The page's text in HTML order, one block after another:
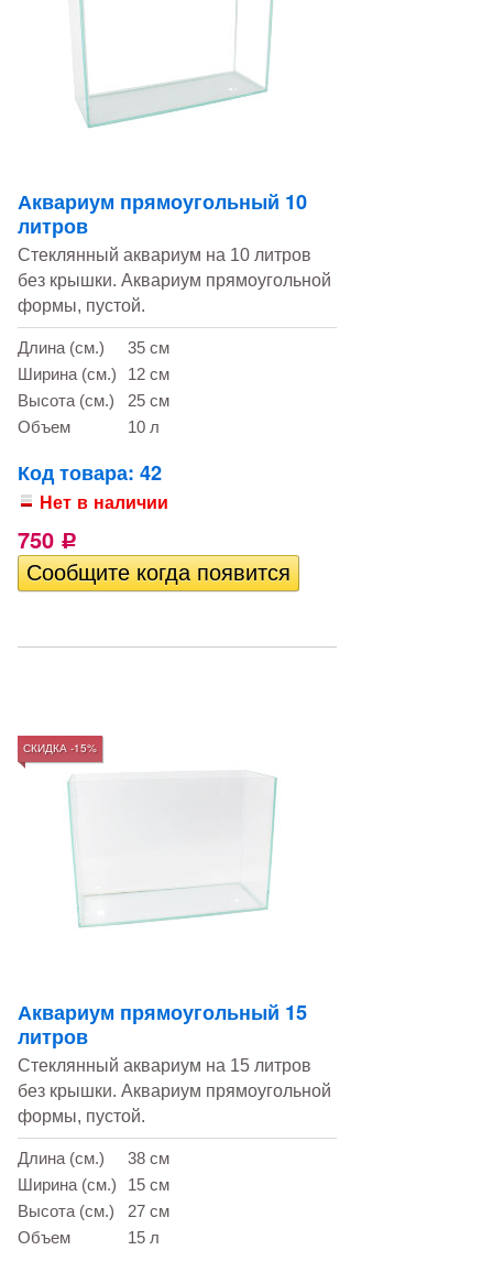
Аквариум прямоугольный 10
литров
Стеклянный аквариум на 10 литров
без крышки. Аквариум прямоугольной
формы, пустой.
Длина (см.)
35 см
Ширина (см.)
12 см
Высота (см.)
25 см
Объем
10 л
Код товара: 42
Нет в наличии
750 Р
СКИДКА -15%
Аквариум прямоугольный 15
литров
Стеклянный аквариум на 15 литров
без крышки. Аквариум прямоугольной
формы, пустой.
Длина (см.)
38 см
Ширина (см.)
15 см
Высота (см.)
27 см
Объем
15 л